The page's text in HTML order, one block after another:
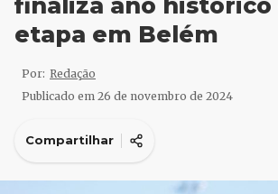
finaliza ano histórico
etapa em Belém
Por: Redação
Publicado em 26 de novembro de 2024
Compartilhar